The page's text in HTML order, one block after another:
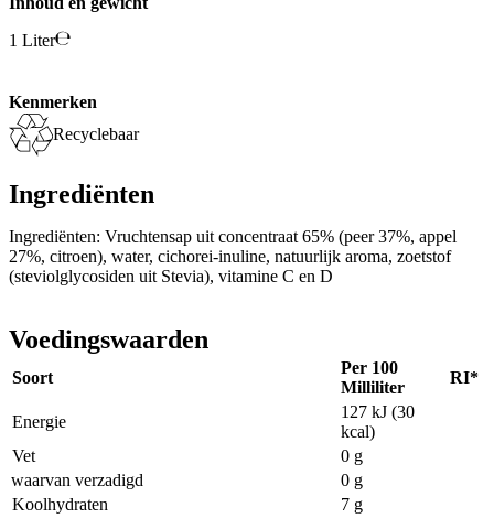
1 Liter
Kenmerken
Recyclebaar
Ingrediënten
Ingrediënten: Vruchtensap uit concentraat 65% (peer 37%, appel
27%, citroen), water, cichorei-inuline, natuurlijk aroma, zoetstof
(steviolglycosiden uit Stevia), vitamine C en D
Voedingswaarden
Soort
Per 100
Milliliter
RI*
Energie
127 kJ (30
kcal)
Vet
0 g
waarvan verzadigd
0 g
Koolhydraten
7 g